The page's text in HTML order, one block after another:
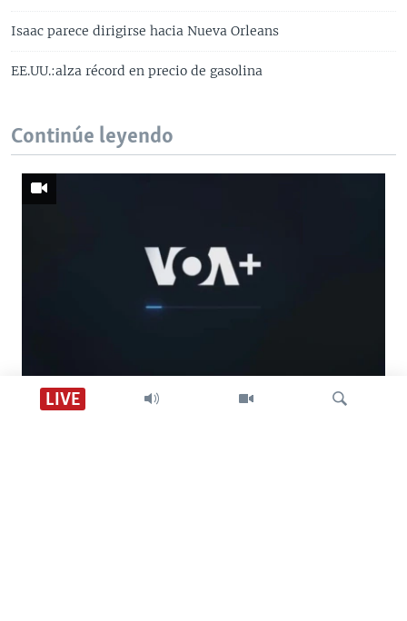
LIVE
Isaac parece dirigirse hacia Nueva Orleans
EE.UU.:alza récord en precio de gasolina
Continúe leyendo
Descarga VOA +